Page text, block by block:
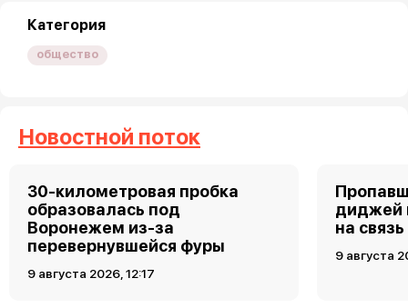
Категория
общество
Новостной поток
30-километровая пробка
образовалась под
Воронежем из-за
перевернувшейся фуры
9 августа 2026, 12:17
диджей
на связь
9 августа